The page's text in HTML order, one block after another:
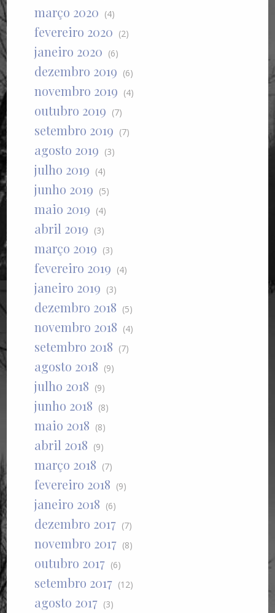
março 2020 (4)
fevereiro 2020 (2)
janeiro 2020 (6)
dezembro 2019 (6)
novembro 2019 (4)
outubro 2019 (7)
setembro 2019 (7)
agosto 2019 (3)
julho 2019 (4)
junho 2019 (5)
maio 2019 (4)
abril 2019 (3)
março 2019 (3)
fevereiro 2019 (4)
janeiro 2019 (3)
dezembro 2018 (5)
novembro 2018 (4)
setembro 2018 (7)
agosto 2018 (9)
julho 2018 (9)
junho 2018 (8)
maio 2018 (8)
abril 2018 (9)
março 2018 (7)
fevereiro 2018 (9)
janeiro 2018 (6)
dezembro 2017 (7)
novembro 2017 (8)
outubro 2017 (6)
setembro 2017 (12)
agosto 2017 (3)